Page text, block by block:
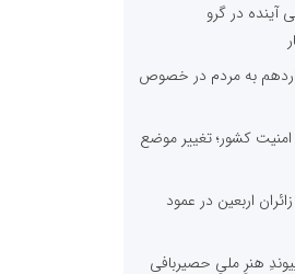
آینده در گرو
به مردم در خصوص
کشور؛ تغییر موضع
اربعین در عمود
هنرِ ملیِ حصیربافی